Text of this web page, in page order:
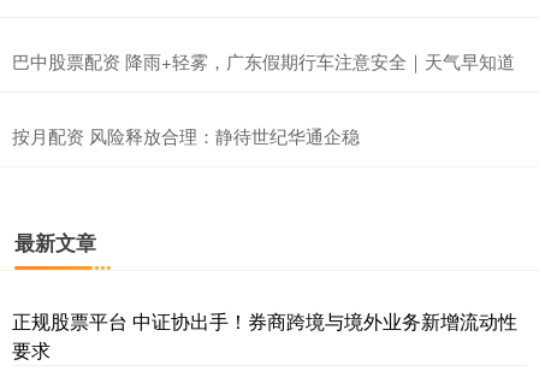
巴中股票配资 降雨+轻雾，广东假期行车注意安全｜天气早知道
按月配资 风险释放合理：静待世纪华通企稳
最新文章
正规股票平台 中证协出手！券商跨境与境外业务新增流动性
要求